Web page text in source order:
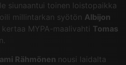
siunaantui toinen loistopaikka
millintarkan syötön Albijon
MYPA-maalivahti Tomas
Rähmönen nousi laidalta